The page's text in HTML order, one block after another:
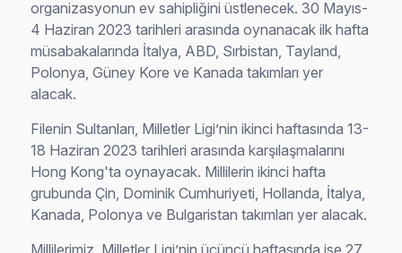
organizasyonun ev sahipliğini üstlenecek. 30 Mayıs-
4 Haziran 2023 tarihleri arasında oynanacak ilk hafta
müsabakalarında İtalya, ABD, Sırbistan, Tayland,
Polonya, Güney Kore ve Kanada takımları yer
alacak.
Filenin Sultanları, Milletler Ligi’nin ikinci haftasında 13-
18 Haziran 2023 tarihleri arasında karşılaşmalarını
Hong Kong'ta oynayacak. Millilerin ikinci hafta
grubunda Çin, Dominik Cumhuriyeti, Hollanda, İtalya,
Kanada, Polonya ve Bulgaristan takımları yer alacak.
Millilerimiz, Milletler Ligi’nin üçüncü haftasında ise 27